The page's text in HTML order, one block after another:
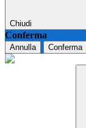
Chiudi
Conferma
Annulla Conferma